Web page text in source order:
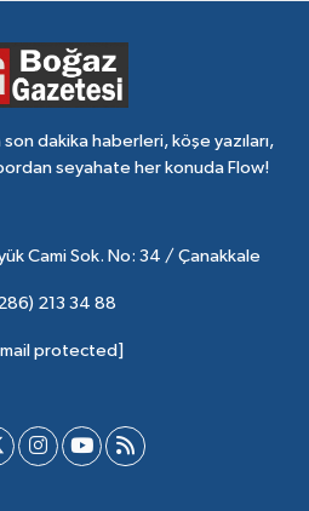
dakika haberleri, köşe yazıları,
seyahate her konuda Flow!
Cami Sok. No: 34 / Çanakkale
213 34 88
protected]